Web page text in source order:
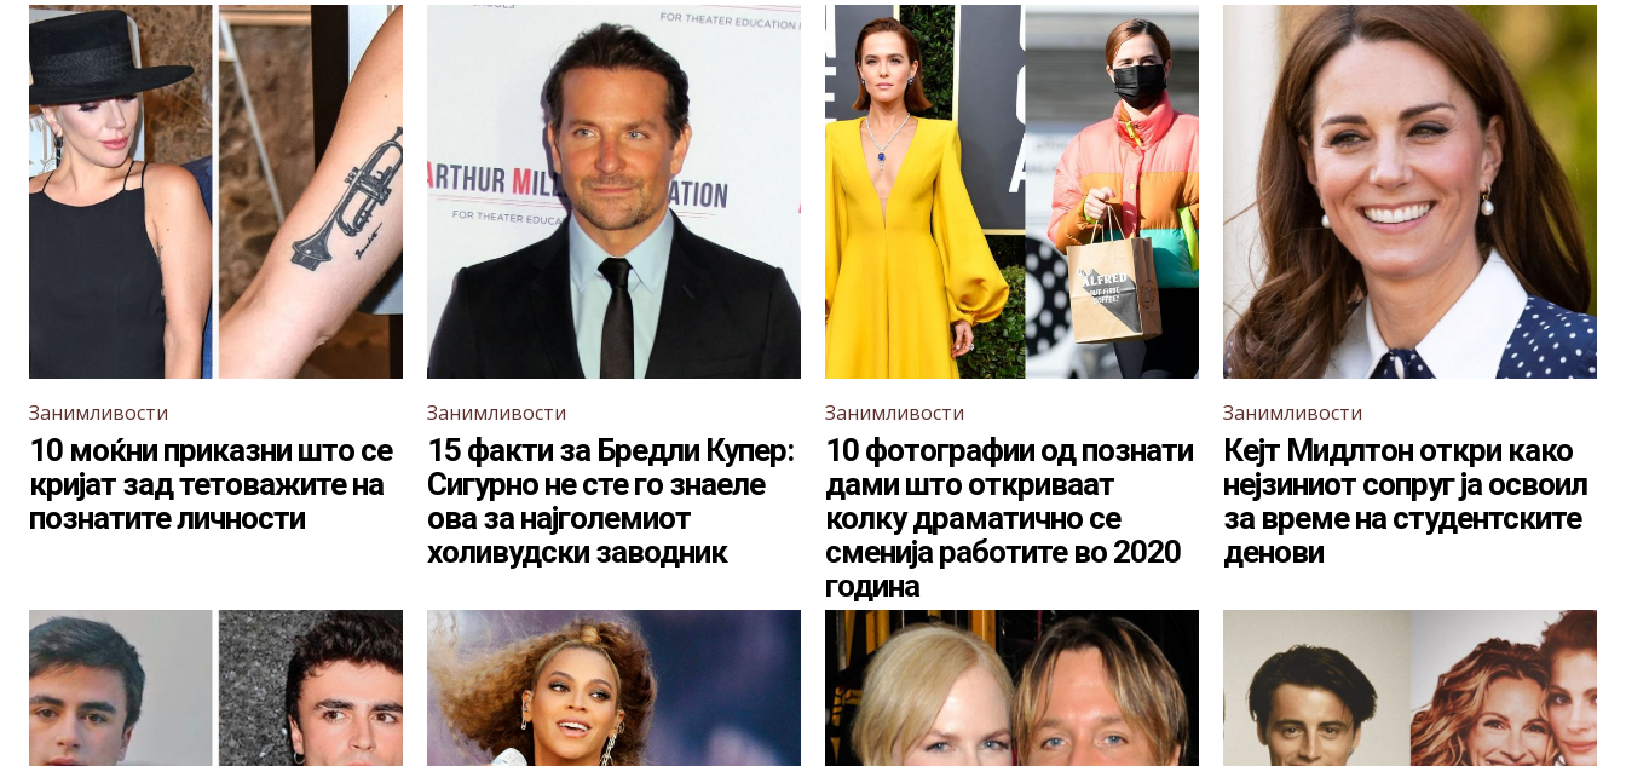
Занимливости
10 моќни приказни што се
кријат зад тетоважите на
познатите личности
Занимливости
15 факти за Бредли Купер:
Сигурно не сте го знаеле
ова за најголемиот
холивудски заводник
Занимливости
10 фотографии од познати
дами што откриваат
колку драматично се
сменија работите во 2020
година
Занимливости
Кејт Мидлтон откри како
нејзиниот сопруг ја освоил
за време на студентските
денови